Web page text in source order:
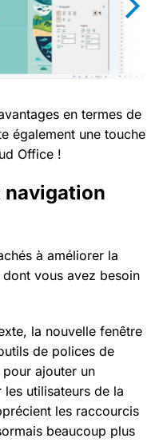
en termes de
également une touche
Office !
navigation
à améliorer la
vous avez besoin
la nouvelle fenêtre
de polices de
ajouter un
les utilisateurs de la
les raccourcis
beaucoup plus